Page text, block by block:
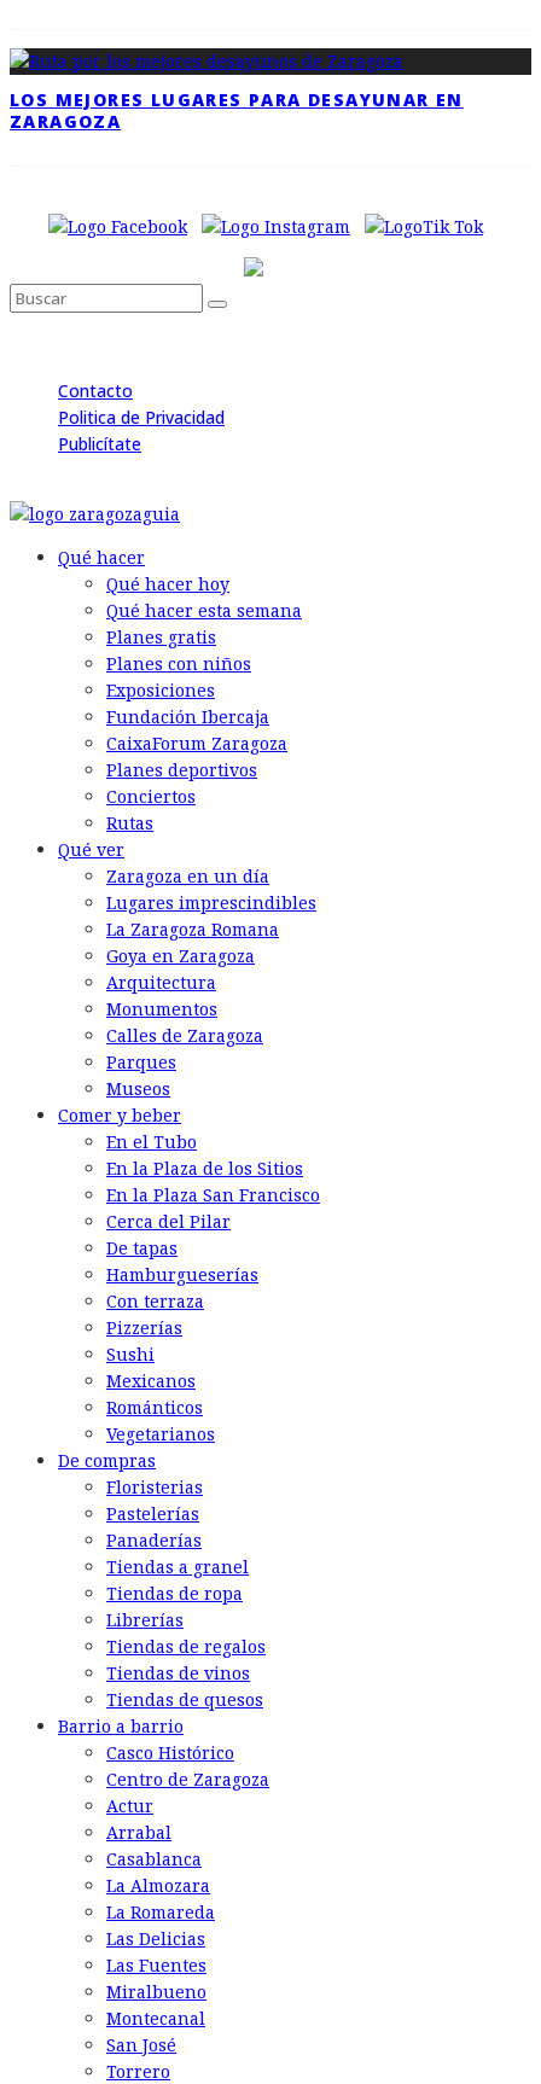
LOS MEJORES LUGARES PARA DESAYUNAR EN
ZARAGOZA
Contacto
Politica de Privacidad
Publicítate
Qué hacer
Qué hacer hoy
Qué hacer esta semana
Planes gratis
Planes con niños
Exposiciones
Fundación Ibercaja
CaixaForum Zaragoza
Planes deportivos
Conciertos
Rutas
Qué ver
Zaragoza en un día
Lugares imprescindibles
La Zaragoza Romana
Goya en Zaragoza
Arquitectura
Monumentos
Calles de Zaragoza
Parques
Museos
Comer y beber
En el Tubo
En la Plaza de los Sitios
En la Plaza San Francisco
Cerca del Pilar
De tapas
Hamburgueserías
Con terraza
Pizzerías
Sushi
Mexicanos
Románticos
Vegetarianos
De compras
Floristerias
Pastelerías
Panaderías
Tiendas a granel
Tiendas de ropa
Librerías
Tiendas de regalos
Tiendas de vinos
Tiendas de quesos
Barrio a barrio
Casco Histórico
Centro de Zaragoza
Actur
Arrabal
Casablanca
La Almozara
La Romareda
Las Delicias
Las Fuentes
Miralbueno
Montecanal
San José
Torrero